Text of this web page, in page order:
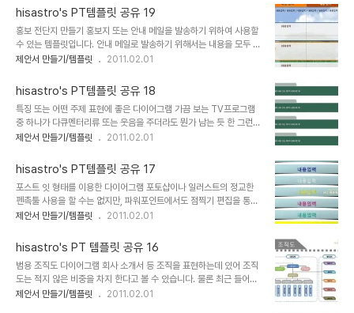
다.변형된 형태로 수정하..
목을 잘 만들어야 한다는 것이겠지만, 그 목차를 보여주기 위한 틀 또
한 중요하다고 생각합니다. 제가 주로 사용하는 목차 포멧 중 하나입니
다. 멋진 제안서를 만드시는데 조금이라도 도움이 되셨으면 좋겠습니
다. (_ _) 상업용이 아니라면 마음껏 사용하셔도 좋습니다. 그렇지만,
따뜻한 댓글(또는 트랙백).. 남겨주시길... ^^ 템플릿의 배포는 원칙적
의 주소를 링크로 ..
hisastro's PT템플릿 공유 19
홍보 전단지 만들기 홍보지 또는 안내 메일을 발송하기 위하여 사용할
수 있는 템플릿입니다. 안내 메일로 발송하기 위해서는 내용을 모두 입
력한 후 이미지 손실이 적은 PDF 저장 -특히 MS에서 제공하는
미지로 변환하여 사용하였습니다. 좀 번거로울 수 있지만 이걸 포토샵
에서 전부 작업한다고 생각하면, 그리 복잡하거나 어려운 일은 아니란
생각입니다. ^^ 상업용이 아니라면 마음껏 사용하셔도 좋습니다. 그렇
지만, 따뜻한 댓글(또는 트랙백).. 남겨주시길... ^^ 템플릿의 배포는 원
칙적으로 이곳 블로그에서만 하도록 하겠습니다. 물론 hisastro's 템
습니다.변형된 형태로 수..
제안서 만들기/템플릿 2011.02.01
hisastro's PT템플릿 공유 18
특징 또는 어떤 주제 표현에 좋은 다이어그램 가끔 보는 TV프로그램
중 하나가 다큐멘터리류 또는 웃음을 주더라도 뭔가 남는 듯 한 그런
종류의 예능프로그램(예전 느낌표 등등)인데, 최근 들어서 그 중 하나
획된 듯 한 요소 때문에 방영 시간대만 되면 미리 자리를 잡고 있었던
이전과는 달리 시간이 맞거나 우연히 TV를 보게 된 때에 방송을 하고
있으면 보게되는... 그런 정도였죠. 그런데 어제 그러니까 2009년6
월17일 방송된 무릎팍도사도 마찬가지였는데... 안철수 교수님... 처음
부터 보진 못했고 백신 얘기가 오갈 즈음 부터 보게 되었는데, 정말로
서 코리안의 아메리카 드림을..
제안서 만들기/템플릿 2011.02.01
hisastro's PT템플릿 공유 17
포스트 잇 형태를 이용한 다이어그램 포토샵이나 일러스트의 정교한
펜촉툴 사용을 할 수는 없지만, 파워포인트에서도 점찍기 편집을 통해
얼마든지 일러스트적인 표현이 가능하다는 것을 아는 사람은 알고 있
입니다. 제안서 작업에 소품으로 특징이나 어떤 중점적 내용을 삽입하
여 사용하면 좋을 듯 합니다. 물론 필요하다면 어떻게 만들어졌는지를
하나 하나 뜯어보면서 따라 해 보시는 것도 도움이 되겠죠? ^^ 상업용
이 아니라면 마음껏 사용하셔도 좋습니다. 그렇지만, 따뜻한 댓글(또
는 트랙백).. 남겨주시길... ^^ 템플릿의 배포는 원칙적으로 이곳 블로
제안서 만들기/템플릿 2011.02.01
hisastro's PT 템플릿 공유 16
범용 조직도 다이어그램 회사 소개서 등 조직을 표현하는데 있어 조직
도는 적지 않은 비중을 차지 한다고 볼 수 있습니다. 물론 최근 들어서
일부에서는 조직도라고 하는 틀을 벗기고자 -사실 조직의 탄력적 운영
제안서 만들기/템플릿 2011.02.01